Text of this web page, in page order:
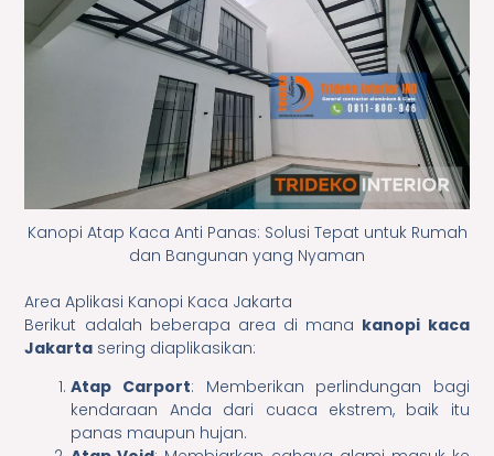
Kanopi Atap Kaca Anti Panas: Solusi Tepat untuk Rumah
dan Bangunan yang Nyaman
Area Aplikasi Kanopi Kaca Jakarta
Berikut adalah beberapa area di mana kanopi kaca
Jakarta sering diaplikasikan:
Atap Carport: Memberikan perlindungan bagi
kendaraan Anda dari cuaca ekstrem, baik itu
panas maupun hujan.